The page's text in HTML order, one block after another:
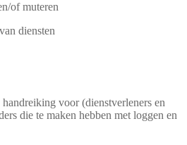
of muteren
diensten
handreiking voor (dienstverleners en
die te maken hebben met loggen en